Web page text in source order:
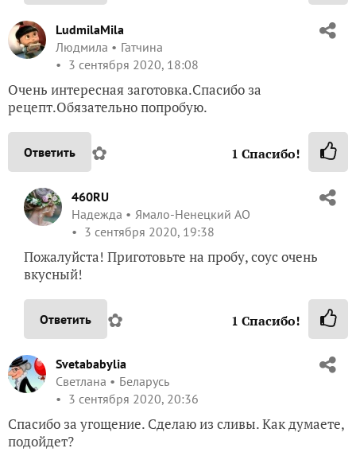
LudmilaMila
Людмила
Гатчина
3 сентября 2020, 18:08
Очень интересная заготовка.Спасибо за
рецепт.Обязательно попробую.
Ответить ✿ 1 Спасибо!
460RU
Надежда
Ямало-Ненецкий АО
3 сентября 2020, 19:38
Пожалуйста! Приготовьте на пробу, соус очень
вкусный!
Ответить ✿ 1 Спасибо!
Svetababylia
Светлана
Беларусь
3 сентября 2020, 20:36
Спасибо за угощение. Сделаю из сливы. Как думаете,
подойдет?